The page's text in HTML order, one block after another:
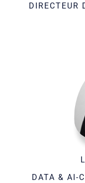
DIRECTEUR
DATA & AI-